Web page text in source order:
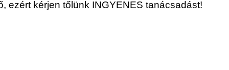
ezért kérjen tőlünk INGYENES tanácsadást!